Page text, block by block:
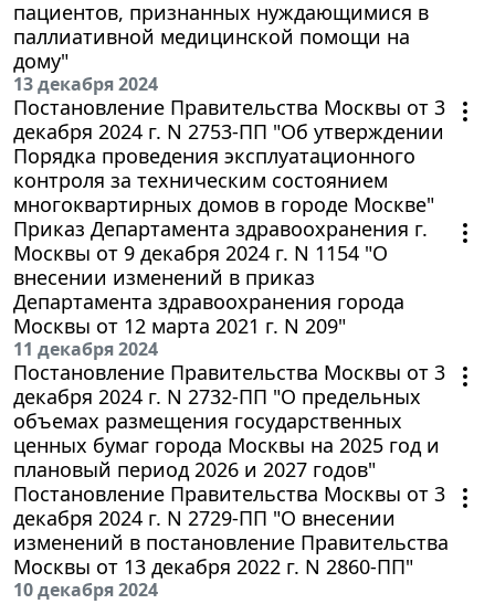
пациентов, признанных нуждающимися в
паллиативной медицинской помощи на
дому"
13 декабря 2024
Постановление Правительства Москвы от 3
декабря 2024 г. N 2753-ПП "Об утверждении
Порядка проведения эксплуатационного
контроля за техническим состоянием
многоквартирных домов в городе Москве"
Приказ Департамента здравоохранения г.
Москвы от 9 декабря 2024 г. N 1154 "О
внесении изменений в приказ
Департамента здравоохранения города
Москвы от 12 марта 2021 г. N 209"
11 декабря 2024
Постановление Правительства Москвы от 3
декабря 2024 г. N 2732-ПП "О предельных
объемах размещения государственных
ценных бумаг города Москвы на 2025 год и
плановый период 2026 и 2027 годов"
Постановление Правительства Москвы от 3
декабря 2024 г. N 2729-ПП "О внесении
изменений в постановление Правительства
Москвы от 13 декабря 2022 г. N 2860-ПП"
10 декабря 2024